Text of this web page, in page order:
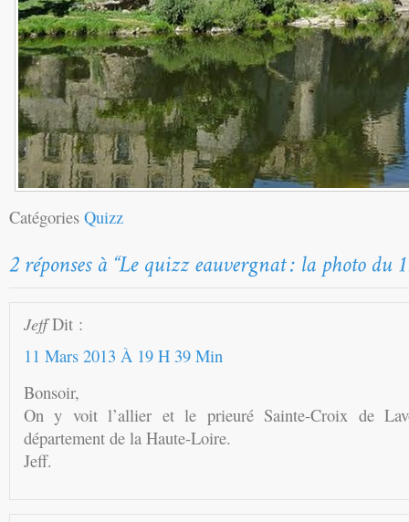
Catégories Quizz
Jeff Dit :
11 Mars 2013 À 19 H 39 Min
Bonsoir,
On y voit l’allier et le prieuré Sainte-Croix de
département de la Haute-Loire.
Jeff.